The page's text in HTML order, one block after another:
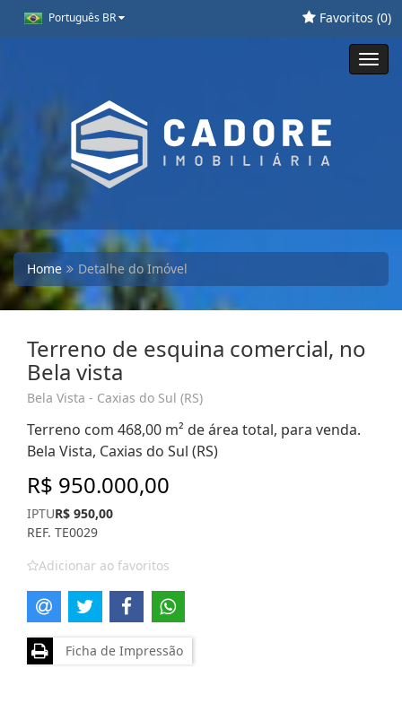
Português BR Favoritos (0)
Home Detalhe do Imóvel
Terreno de esquina comercial, no
Bela vista
Bela Vista - Caxias do Sul (RS)
Terreno com 468,00 m² de área total, para venda.
Bela Vista, Caxias do Sul (RS)
R$ 950.000,00
IPTUR$ 950,00
REF. TE0029
Adicionar ao favoritos
Ficha de Impressão